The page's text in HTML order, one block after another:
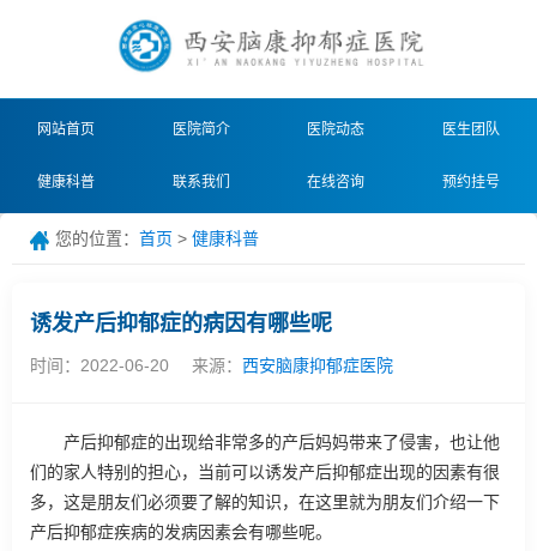
网站首页 医院简介 医院动态 医生团队
健康科普 联系我们 在线咨询 预约挂号
您的位置： 首页 > 健康科普
诱发产后抑郁症的病因有哪些呢
时间：2022-06-20 来源： 西安脑康抑郁症医院
产后抑郁症的出现给非常多的产后妈妈带来了侵害，也让他
们的家人特别的担心，当前可以诱发产后抑郁症出现的因素有很
多，这是朋友们必须要了解的知识，在这里就为朋友们介绍一下
产后抑郁症疾病的发病因素会有哪些呢。